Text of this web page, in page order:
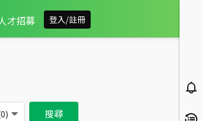
才招募 登入/註冊
山區買房：別墅/透天房屋物件出售、房價分析
0) 搜尋